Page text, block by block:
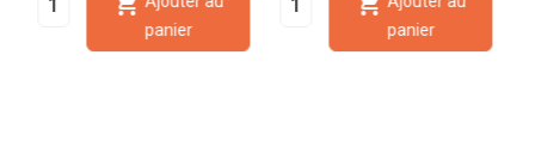
panier
panier